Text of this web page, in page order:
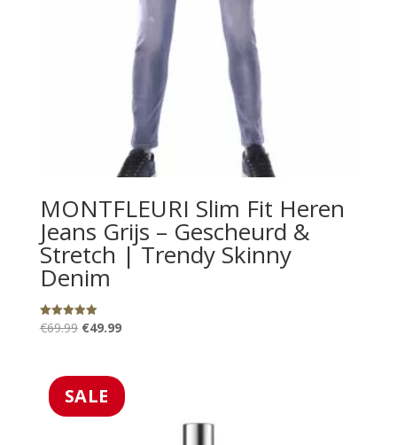
MONTFLEURI Slim Fit Heren
Jeans Grijs – Gescheurd &
Stretch | Trendy Skinny
Denim
Gewaardeerd
5.00
€69.99 Oorspronkelijke
€69.99.
€49.99Huidige
€49.99.
SALE